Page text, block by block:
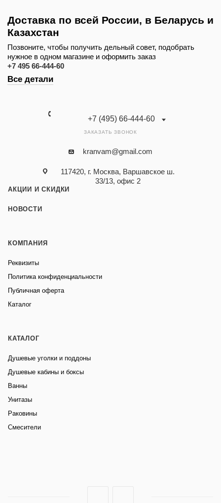
Доставка по всей России, в Беларусь и
Казахстан
Позвоните, чтобы получить дельный совет, подобрать
нужное в одном магазине и оформить заказ
+7 495 66-444-60
Все детали
+7 (495) 66-444-60
ЗАКАЗАТЬ ЗВОНОК
kranvam@gmail.com
117420, г. Москва, Варшавское ш.
33/13, офис 2
АКЦИИ И СКИДКИ
НОВОСТИ
КОМПАНИЯ
Реквизиты
Политика конфиденциальности
Публичная оферта
Каталог
КАТАЛОГ
Душевые уголки и поддоны
Душевые кабины и боксы
Ванны
Унитазы
Раковины
Смесители